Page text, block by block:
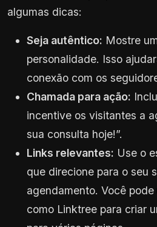
algumas dicas:
Seja autêntico: Mostre
personalidade. Isso
conexão com os
Chamada para ação:
incentive os visitantes a
sua consulta hoje!”.
Links relevantes: Use o
que direcione para o seu
agendamento. Você
como Linktree para criar